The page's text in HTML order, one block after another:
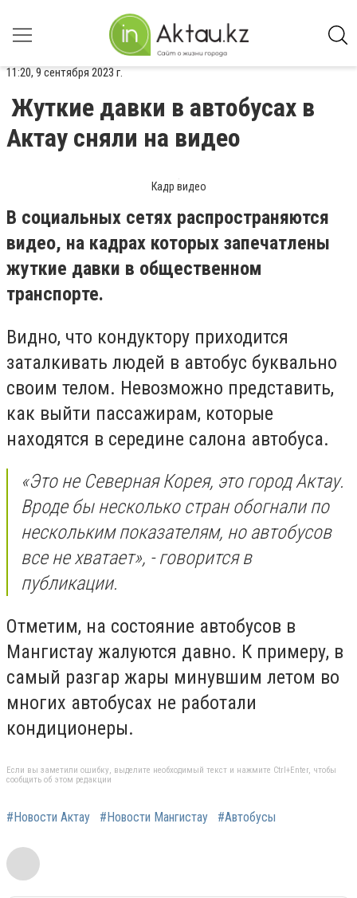
11:20, 9 сентября 2023 г.
Жуткие давки в автобусах в
Актау сняли на видео
Кадр видео
В социальных сетях распространяются
видео, на кадрах которых запечатлены
жуткие давки в общественном
транспорте.
Видно, что кондуктору приходится
заталкивать людей в автобус буквально
своим телом. Невозможно представить,
как выйти пассажирам, которые
находятся в середине салона автобуса.
«Это не Северная Корея, это город Актау.
Вроде бы несколько стран обогнали по
нескольким показателям, но автобусов
все не хватает», - говорится в
публикации.
Отметим, на состояние автобусов в
Мангистау жалуются давно. К примеру, в
самый разгар жары минувшим летом во
многих автобусах не работали
кондиционеры.
Если вы заметили ошибку, выделите необходимый текст и нажмите Ctrl+Enter, чтобы
сообщить об этом редакции
#Новости Актау #Новости Мангистау #Автобусы